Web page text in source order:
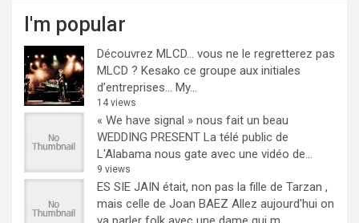
I'm popular
Découvrez MLCD… vous ne le regretterez pas
MLCD ? Kesako ce groupe aux initiales
d’entreprises… My...
14 views
« We have signal » nous fait un beau
WEDDING PRESENT La télé public de
L'Alabama nous gate avec une vidéo de...
9 views
ES SIE JAIN était, non pas la fille de Tarzan ,
mais celle de Joan BAEZ Allez aujourd'hui on